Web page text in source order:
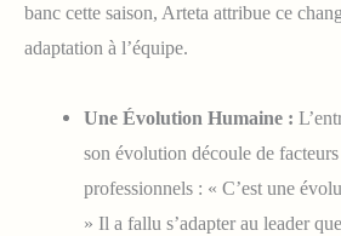
banc cette saison, Arteta attribue ce
adaptation à l’équipe.
Une Évolution Humaine :
son évolution découle de
professionnels : « C’est une
» Il a fallu s’adapter au leader